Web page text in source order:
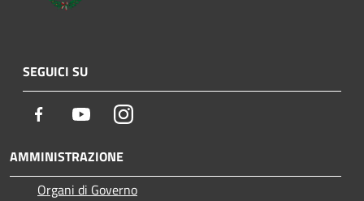
SEGUICI SU
Facebook YoutubeInstagram
AMMINISTRAZIONE
Organi di Governo